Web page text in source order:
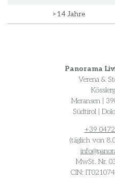
>14 Jahre
Panorama
Verena &
Meransen |
Südtirol |
+39
(täglich von
info@
MwSt. Nr.
CIN: